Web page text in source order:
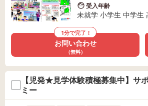
受入年齢
未就学 小学生 中学生
1分で完了！
お問い合わせ
（無料）
【児発★見学体験積極募集中】サ
ミー